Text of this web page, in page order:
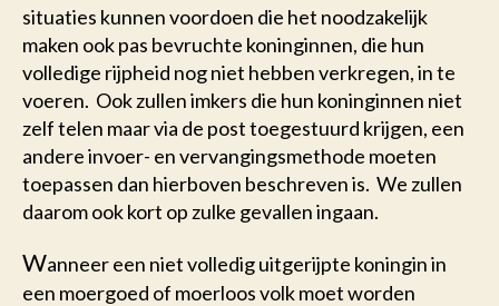
situaties kunnen voordoen die het noodzakelijk
maken ook pas bevruchte koninginnen, die hun
volledige rijpheid nog niet hebben verkregen, in te
voeren. Ook zullen imkers die hun koninginnen niet
zelf telen maar via de post toegestuurd krijgen, een
andere invoer- en vervangingsmethode moeten
toepassen dan hierboven beschreven is. We zullen
daarom ook kort op zulke gevallen ingaan.
Wanneer een niet volledig uitgerijpte koningin in
een moergoed of moerloos volk moet worden